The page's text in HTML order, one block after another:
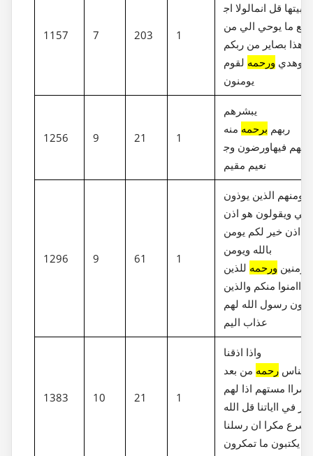
1157 7 203 1
لولا اج‎تبيتها قل انما
اتبع ما يوحي الي من
هذا بصاير من ربكم
وهدي ورحمه لقوم
يومنون
1256 9 21 1
يبشرهم
ربهم برحمه منه
ورضون وج‎نت لهم فيها
نعيم مقيم
1296 9 61 1
ومنهم الذين يوذون
ويقولون هو اذن
اذن خير لكم يومن
بالله ويومن
ورحمه للذين
اامنوا منكم والذين
رسول الله لهم
عذاب اليم
1383 10 21 1
واذا اذقنا
الناس رحمه من بعد
ضراا مستهم اذا لهم
في ااياتنا قل الله
اسرع مكرا ان رسلنا
يكتبون ما تمكرون